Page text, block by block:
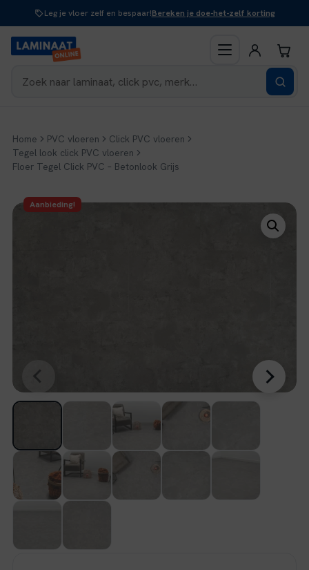
inhoud
Leg je vloer zelf en bespaar!Bereken je doe-het-zelf korting
Home PVC vloeren
Click PVC vloeren
Tegel look click PVC vloeren
Floer Tegel Click PVC – Betonlook Grijs
Aanbieding!